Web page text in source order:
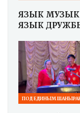
ЯЗЫК
ЯЗЫК
ПОД ЕДИНЫМ